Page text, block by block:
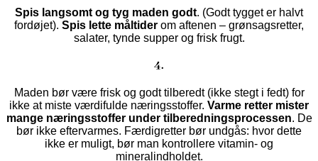
Spis langsomt og tyg maden godt. (Godt tygget er halvt
fordøjet). Spis lette måltider om aftenen – grønsagsretter,
salater, tynde supper og frisk frugt.
4.
Maden bør være frisk og godt tilberedt (ikke stegt i fedt) for
ikke at miste værdifulde næringsstoffer. Varme retter mister
mange næringsstoffer under tilberedningsprocessen. De
bør ikke eftervarmes. Færdigretter bør undgås: hvor dette
ikke er muligt, bør man kontrollere vitamin- og
mineralindholdet.